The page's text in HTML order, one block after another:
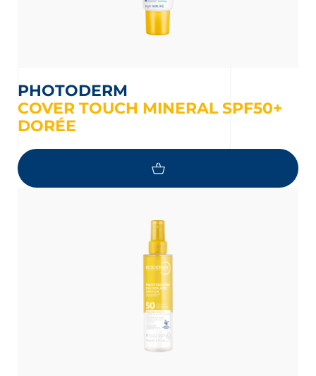
PHOTODERM
COVER TOUCH MINERAL SPF50+
DORÉE